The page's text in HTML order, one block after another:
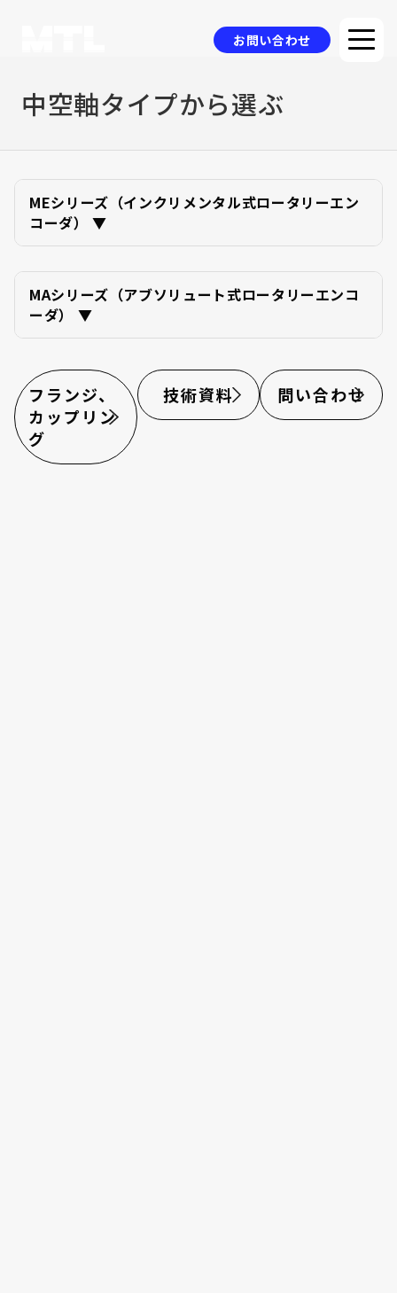
お問い合わせ
企業情報
品質方針
製品情報
採用事例
ニュース
お問い合わせ
採用情報
中空軸タイプから選ぶ
MEシリーズ（インクリメンタル式ロータリーエン
コーダ） ▼
MAシリーズ（アブソリュート式ロータリーエンコ
ーダ） ▼
フランジ、
カップリン
グ
技術資料 問い合わせ